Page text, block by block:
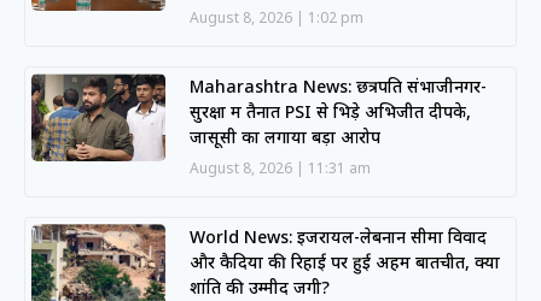
August 8, 2026 1:02 pm
Maharashtra News: छत्रपति संभाजीनगर-
सुरक्षा में तैनात PSI से भिड़े अभिजीत दीपके,
जासूसी का लगाया बड़ा आरोप
August 8, 2026 11:31 am
World News: इजरायल-लेबनान सीमा विवाद
और कैदियों की रिहाई पर हुई अहम बातचीत, क्या
शांति की उम्मीद जगी?